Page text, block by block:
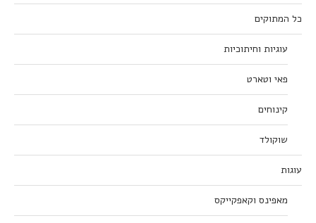
כל המתוקים
עוגיות וחיתוכיות
פאי וטארט
קינוחים
שוקולד
עוגות
מאפינס וקאפקייקס